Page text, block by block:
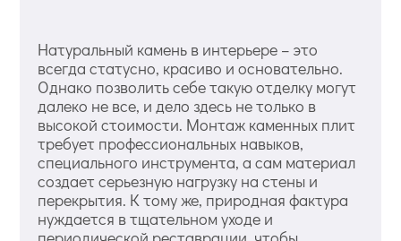
Натуральный камень в интерьере – это
всегда статусно, красиво и основательно.
Однако позволить себе такую отделку могут
далеко не все, и дело здесь не только в
высокой стоимости. Монтаж каменных плит
требует профессиональных навыков,
специального инструмента, а сам материал
создает серьезную нагрузку на стены и
перекрытия. К тому же, природная фактура
нуждается в тщательном уходе и